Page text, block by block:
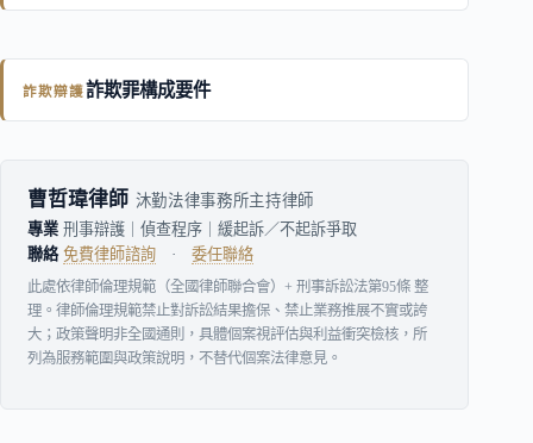
詐欺辯護詐欺罪構成要件
曹哲瑋律師 沐勤法律事務所主持律師
專業 刑事辯護｜偵查程序｜緩起訴／不起訴爭取
聯絡 免費律師諮詢 ·委任聯絡
此處依律師倫理規範（全國律師聯合會）+ 刑事訴訟法第95條 整
理。律師倫理規範禁止對訴訟結果擔保、禁止業務推展不實或誇
大；政策聲明非全國通則，具體個案視評估與利益衝突檢核，所
列為服務範圍與政策說明，不替代個案法律意見。